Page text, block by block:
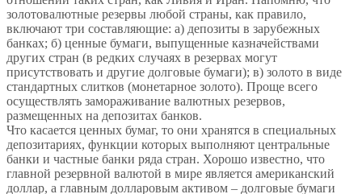
золотовалютные резервы любой страны, как правило,
включают три составляющие: а) депозиты в зарубежных
банках; б) ценные бумаги, выпущенные казначействами
других стран (в редких случаях в резервах могут
присутствовать и другие долговые бумаги); в) золото в виде
стандартных слитков (монетарное золото). Проще всего
осуществлять замораживание валютных резервов,
размещенных на депозитах банков.
Что касается ценных бумаг, то они хранятся в специальных
депозитариях, функции которых выполняют центральные
банки и частные банки ряда стран. Хорошо известно, что
главной резервной валютой в мире является американский
доллар, а главным долларовым активом – долговые бумаги